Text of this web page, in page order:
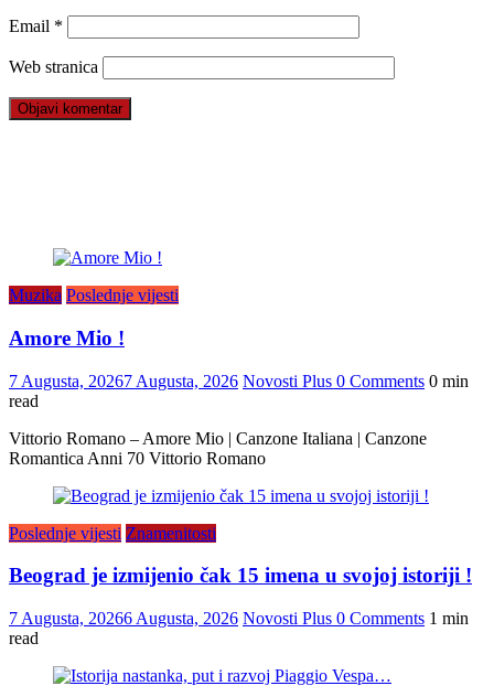
Email *
Web stranica
Muzika Poslednje vijesti
Amore Mio !
7 Augusta, 20267 Augusta, 2026 Novosti Plus 0 Comments 0 min
read
Vittorio Romano – Amore Mio | Canzone Italiana | Canzone
Romantica Anni 70 Vittorio Romano
Poslednje vijesti Znamenitosti
Beograd je izmijenio čak 15 imena u svojoj istoriji !
7 Augusta, 20266 Augusta, 2026 Novosti Plus 0 Comments 1 min
read